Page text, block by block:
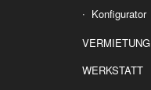
Konfigurator
VERMIETUNG
WERKSTATT